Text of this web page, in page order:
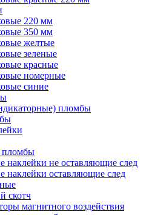
220 мм
350 мм
желтые
зеленые
красные
номерные
синие
пломбы
пломбы
наклейки не оставляющие след
наклейки оставляющие след
скотч
магнитного воздействия